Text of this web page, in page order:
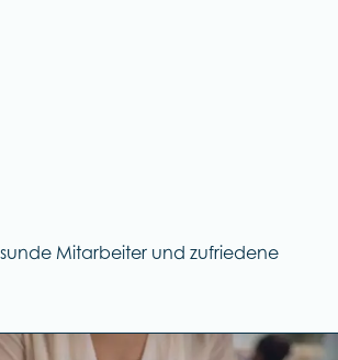
Mitarbeiter und zufriedene